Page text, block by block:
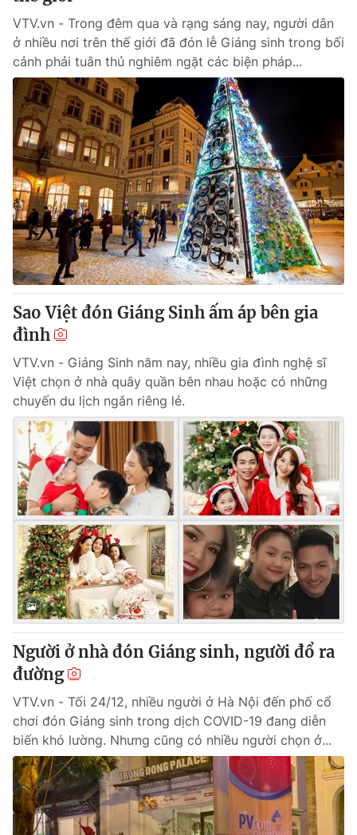
VTV.vn - Trong đêm qua và rạng sáng nay, người dân
ở nhiều nơi trên thế giới đã đón lễ Giáng sinh trong bối
cảnh phải tuân thủ nghiêm ngặt các biện pháp...
Sao Việt đón Giáng Sinh ấm áp bên gia
đình
VTV.vn - Giáng Sinh năm nay, nhiều gia đình nghệ sĩ
Việt chọn ở nhà quây quần bên nhau hoặc có những
chuyến du lịch ngắn riêng lẻ.
Người ở nhà đón Giáng sinh, người đổ ra
đường
VTV.vn - Tối 24/12, nhiều người ở Hà Nội đến phố cổ
chơi đón Giáng sinh trong dịch COVID-19 đang diễn
biến khó lường. Nhưng cũng có nhiều người chọn ở...